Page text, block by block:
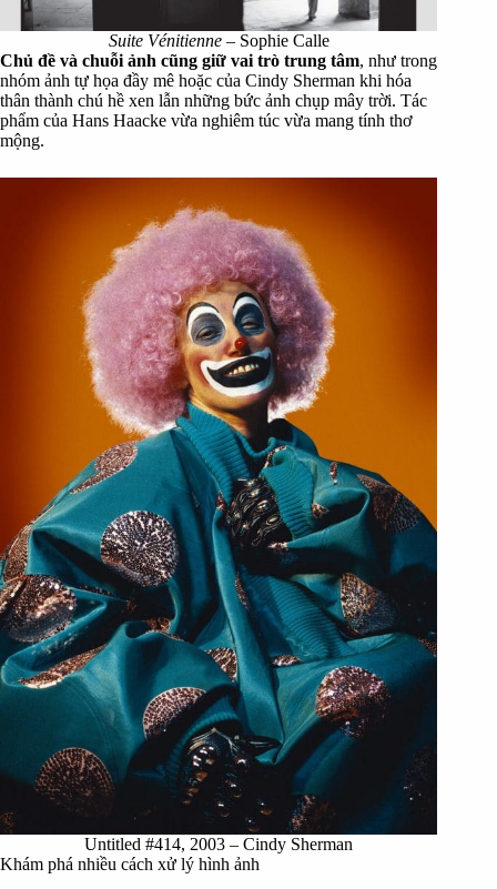
Suite Vénitienne– Sophie Calle
Chủ đề và chuỗi ảnh cũng giữ vai trò trung tâm, như trong
nhóm ảnh tự họa đầy mê hoặc của Cindy Sherman khi hóa
thân thành chú hề xen lẫn những bức ảnh chụp mây trời. Tác
phẩm của Hans Haacke vừa nghiêm túc vừa mang tính thơ
mộng.
Untitled #414, 2003 – Cindy Sherman
Khám phá nhiều cách xử lý hình ảnh